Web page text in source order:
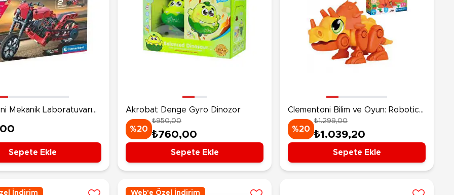
Mekanik Laboratuvarı
Sepete Ekle
Akrobat Denge Gyro Dinozor
%20
₺950,00
₺760,00
Sepete Ekle
Clementoni Bilim ve Oyun: Robotics
Dino-Bot Trice
%20
₺1.299,00
₺1.039,20
Sepete Ekle
İndirim Web'e Özel İndirim